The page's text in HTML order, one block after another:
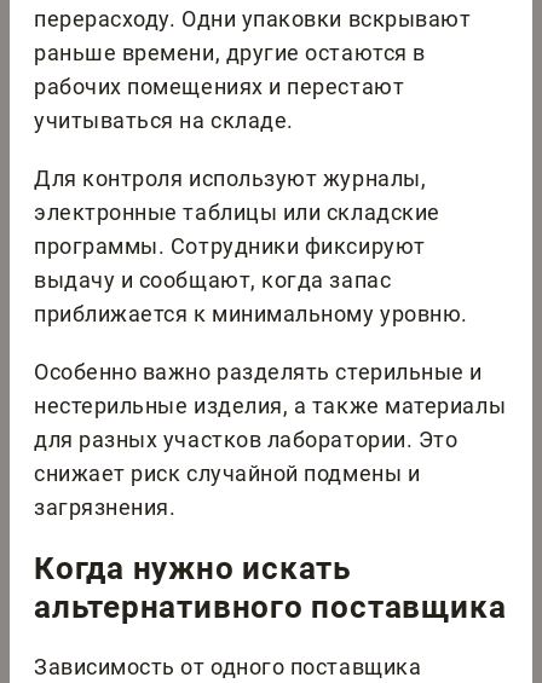
перерасходу. Одни упаковки вскрывают
раньше времени, другие остаются в
рабочих помещениях и перестают
учитываться на складе.
Для контроля используют журналы,
электронные таблицы или складские
программы. Сотрудники фиксируют
выдачу и сообщают, когда запас
приближается к минимальному уровню.
Особенно важно разделять стерильные и
нестерильные изделия, а также материалы
для разных участков лаборатории. Это
снижает риск случайной подмены и
загрязнения.
Когда нужно искать
альтернативного поставщика
Зависимость от одного поставщика